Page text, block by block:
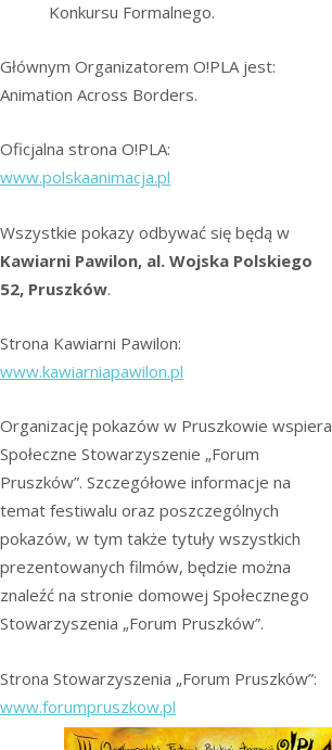
Konkursu Formalnego.
Głównym Organizatorem O!PLA jest:
Animation Across Borders.
Oficjalna strona O!PLA:
www.polskaanimacja.pl
Wszystkie pokazy odbywać się będą w
Kawiarni Pawilon, al. Wojska Polskiego
52, Pruszków.
Strona Kawiarni Pawilon:
www.kawiarniapawilon.pl
Organizację pokazów w Pruszkowie wspiera
Społeczne Stowarzyszenie „Forum
Pruszków”. Szczegółowe informacje na
temat festiwalu oraz poszczególnych
pokazów, w tym także tytuły wszystkich
prezentowanych filmów, będzie można
znaleźć na stronie domowej Społecznego
Stowarzyszenia „Forum Pruszków”.
Strona Stowarzyszenia „Forum Pruszków”:
www.forumpruszkow.pl